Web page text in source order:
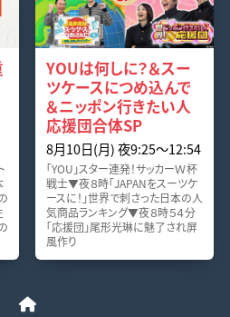
YOUは何しに？＆スー
ツケースにつめ込んで
＆ニッポン行きたい人
応援団合体SP
8月10日(月) 夜9:25〜12:54
「YOU」スター連発！サッカーＷ杯
戦士▼夜８時「JAPANをスーツケ
ースに！」世界で刺さった日本の人
気商品ランキング▼夜８時５４分
「応援団」尾形光琳に魅了され屏
風作り